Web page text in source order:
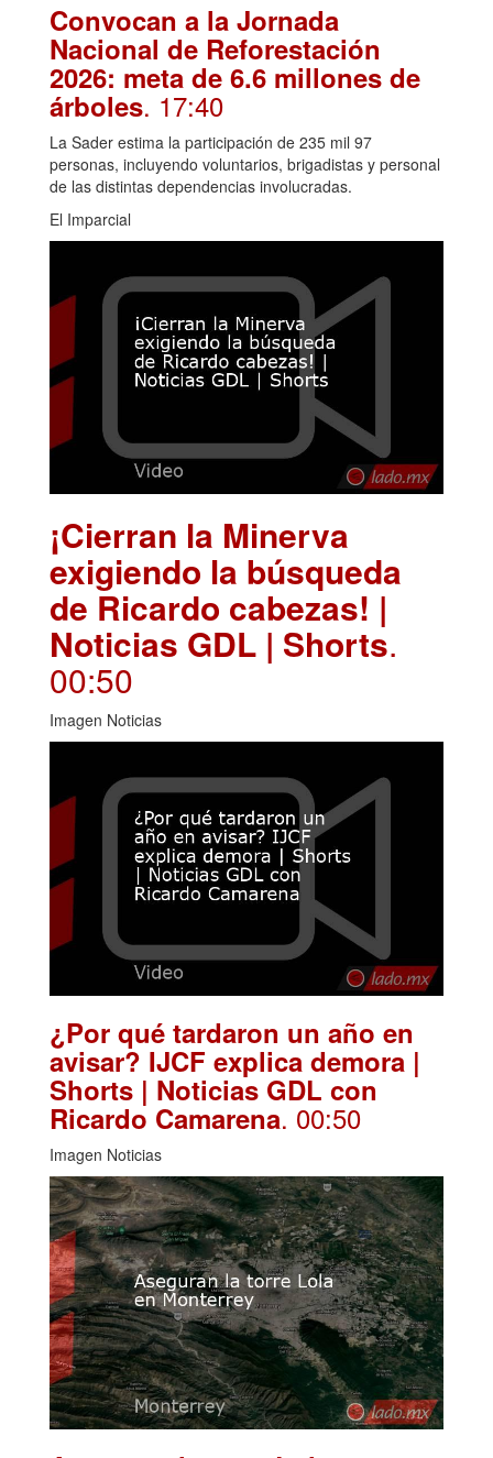
Convocan a la Jornada
Nacional de Reforestación
2026: meta de 6.6 millones de
árboles. 17:40
La Sader estima la participación de 235 mil 97
personas, incluyendo voluntarios, brigadistas y personal
de las distintas dependencias involucradas.
El Imparcial
¡Cierran la Minerva
exigiendo la búsqueda
de Ricardo cabezas! |
Noticias GDL | Shorts.
00:50
Imagen Noticias
¿Por qué tardaron un año en
avisar? IJCF explica demora |
Shorts | Noticias GDL con
Ricardo Camarena. 00:50
Imagen Noticias